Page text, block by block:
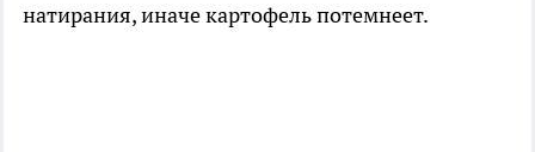
натирания, иначе картофель потемнеет.